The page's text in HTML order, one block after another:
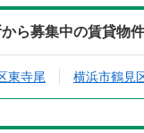
ら募集中の賃貸物
東寺尾 横浜市鶴見